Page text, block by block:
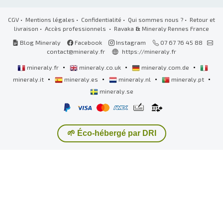
CGV • Mentions légales • Confidentialité • Qui sommes nous ? • Retour et
livraison • Accès professionnels • Ravaka & Mineraly Rennes France
Blog Mineraly
Facebook Instagram
07 67 76 45 88
contact@mineraly.fr
https://mineraly.fr
mineraly.fr • mineraly.co.uk • mineraly.com.de •
mineraly.it • mineraly.es • mineraly.nl • mineraly.pt •
mineraly.se
🌱 Éco-hébergé par DRI